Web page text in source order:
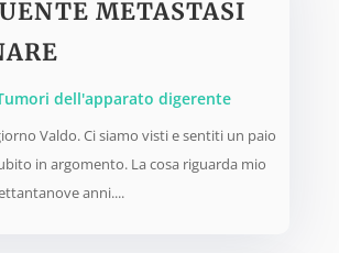
METASTASI
dell'apparato digerente
Valdo. Ci siamo visti e sentiti un paio
in argomento. La cosa riguarda mio
anni....